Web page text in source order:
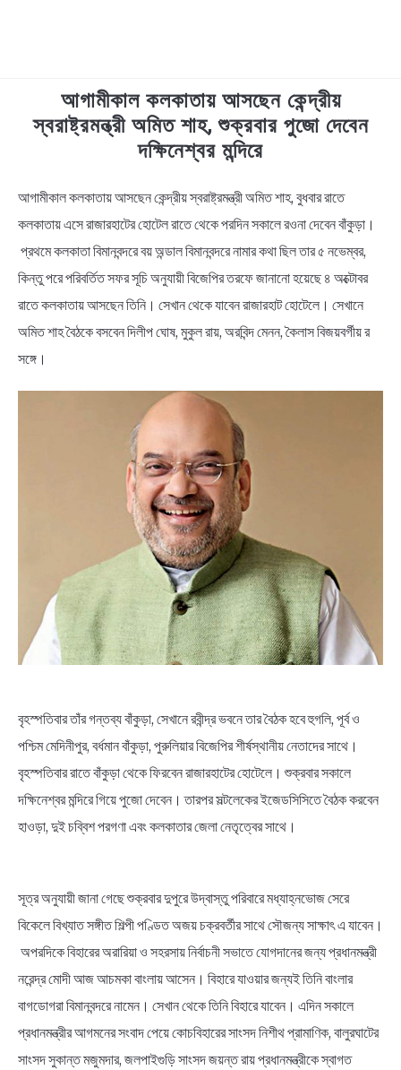
TECHNOLOGY
HEALTH & LIFESTYLE
BIOGRAPHY
EDUCATIONAL
BENGALI WISHES
QUOTES & CAPTIONS
BENGALI STORIES
আগামীকাল কলকাতায় আসছেন কেন্দ্রীয়
স্বরাষ্ট্রমন্ত্রী অমিত শাহ, শুক্রবার পুজো দেবেন
দক্ষিনেশ্বর মন্দিরে
in
News
আগামীকাল কলকাতায় আসছেন কেন্দ্রীয় স্বরাষ্ট্রমন্ত্রী অমিত শাহ, বুধবার রাতে
কলকাতায় এসে রাজারহাটের হোটেল রাতে থেকে পরদিন সকালে রওনা দেবেন বাঁকুড়া।
প্রথমে কলকাতা বিমানবন্দরে বয় অন্ডাল বিমানবন্দরে নামার কথা ছিল তার ৫ নভেম্বর,
কিন্তু পরে পরিবর্তিত সফর সূচি অনুযায়ী বিজেপির তরফে জানানো হয়েছে ৪ অক্টোবর
রাতে কলকাতায় আসছেন তিনি। সেখান থেকে যাবেন রাজারহাট হোটেলে। সেখানে
অমিত শাহ বৈঠকে বসবেন দিলীপ ঘোষ, মুকুল রায়, অরবিন্দ মেনন, কৈলাস বিজয়বর্গীয় র
সঙ্গে।
বৃহস্পতিবার তাঁর গন্তব্য বাঁকুড়া, সেখানে রবীন্দ্র ভবনে তার বৈঠক হবে হুগলি, পূর্ব ও
পশ্চিম মেদিনীপুর, বর্ধমান বাঁকুড়া, পুরুলিয়ার বিজেপির শীর্ষস্থানীয় নেতাদের সাথে।
বৃহস্পতিবার রাতে বাঁকুড়া থেকে ফিরবেন রাজারহাটের হোটেলে। শুক্রবার সকালে
দক্ষিনেশ্বর মন্দিরে গিয়ে পুজো দেবেন। তারপর সল্টলেকের ইজেডসিসিতে বৈঠক করবেন
হাওড়া, দুই চব্বিশ পরগণা এবং কলকাতার জেলা নেতৃত্বের সাথে।
সূত্র অনুযায়ী জানা গেছে শুক্রবার দুপুরে উদ্বাস্তু পরিবারে মধ্যাহ্নভোজ সেরে
বিকেলে বিখ্যাত সঙ্গীত শিল্পী পণ্ডিত অজয় চক্রবর্তীর সাথে সৌজন্য সাক্ষাৎ এ যাবেন।
অপরদিকে বিহারের অরারিয়া ও সহরসায় নির্বাচনী সভাতে যোগদানের জন্য প্রধানমন্ত্রী
নরেন্দ্র মোদী আজ আচমকা বাংলায় আসেন। বিহারে যাওয়ার জন্যই তিনি বাংলার
বাগডোগরা বিমানবন্দরে নামেন। সেখান থেকে তিনি বিহারে যাবেন। এদিন সকালে
প্রধানমন্ত্রীর আগমনের সংবাদ পেয়ে কোচবিহারের সাংসদ নিশীথ প্রামাণিক, বালুরঘাটের
সাংসদ সুকান্ত মজুমদার, জলপাইগুড়ি সাংসদ জয়ন্ত রায় প্রধানমন্ত্রীকে স্বাগত